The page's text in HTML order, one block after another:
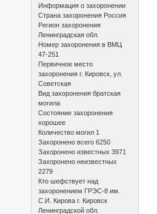
Информация о захоронении
Страна захоронения Россия
Регион захоронения
Ленинградская обл.
Номер захоронения в ВМЦ
47-251
Первичное место
захоронения г. Кировск, ул.
Советская
Вид захоронения братская
могила
Состояние захоронения
хорошее
Количество могил 1
Захоронено всего 6250
Захоронено известных 3971
Захоронено неизвестных
2279
Кто шефствует над
захоронением ГРЭС-8 им.
С.И. Кирова г. Кировск
Ленинградской обл.